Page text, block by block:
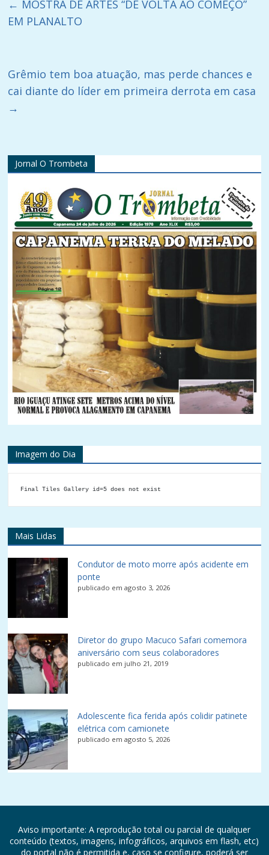
← MOSTRA DE ARTES “DE VOLTA AO COMEÇO”
EM PLANALTO
Grêmio tem boa atuação, mas perde chances e
cai diante do líder em primeira derrota em casa
→
Jornal O Trombeta
Imagem do Dia
Final Tiles Gallery id=5 does not exist
Mais Lidas
Condutor de moto morre após acidente em
ponte
publicado em agosto 3, 2026
Diretor do grupo Macuco Safari comemora
aniversário com seus colaboradores
publicado em julho 21, 2019
Adolescente fica ferida após colidir patinete
elétrica com camionete
publicado em agosto 5, 2026
Aviso importante: A reprodução total ou parcial de qualquer
conteúdo (textos, imagens, infográficos, arquivos em flash, etc)
do portal não é permitida e, caso se configure, poderá ser